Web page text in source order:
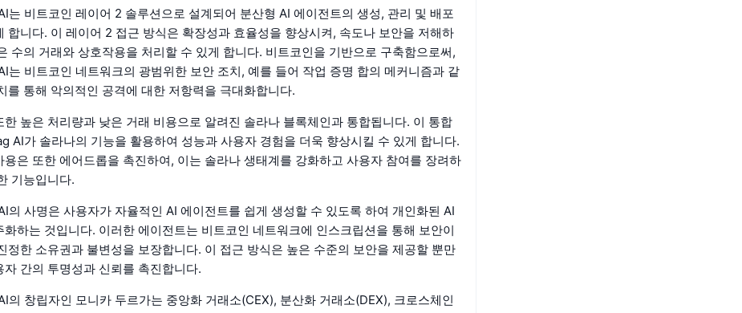
는 비트코인 레이어 2 솔루션으로 설계되어 분산형 AI 에이전트의 생성, 관리 및 배포
합니다. 이 레이어 2 접근 방식은 확장성과 효율성을 향상시켜, 속도나 보안을 저해하
수의 거래와 상호작용을 처리할 수 있게 합니다. 비트코인을 기반으로 구축함으로써,
는 비트코인 네트워크의 광범위한 보안 조치, 예를 들어 작업 증명 합의 메커니즘과 같
를 통해 악의적인 공격에 대한 저항력을 극대화합니다.
한 높은 처리량과 낮은 거래 비용으로 알려진 솔라나 블록체인과 통합됩니다. 이 통합
AI가 솔라나의 기능을 활용하여 성능과 사용자 경험을 더욱 향상시킬 수 있게 합니다.
용은 또한 에어드롭을 촉진하여, 이는 솔라나 생태계를 강화하고 사용자 참여를 장려하
기능입니다.
의 사명은 사용자가 자율적인 AI 에이전트를 쉽게 생성할 수 있도록 하여 개인화된 AI
화하는 것입니다. 이러한 에이전트는 비트코인 네트워크에 인스크립션을 통해 보안이
정한 소유권과 불변성을 보장합니다. 이 접근 방식은 높은 수준의 보안을 제공할 뿐만
자 간의 투명성과 신뢰를 촉진합니다.
의 창립자인 모니카 두르가는 중앙화 거래소(CEX), 분산화 거래소(DEX), 크로스체인